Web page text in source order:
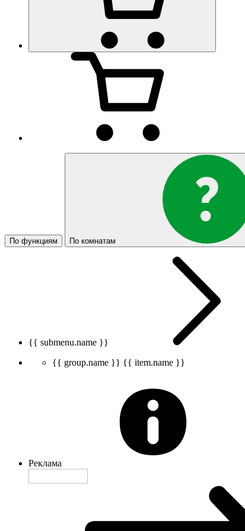
По функциям По комнатам
{{ submenu.name }}
{{ group.name }} {{ item.name }}
Реклама